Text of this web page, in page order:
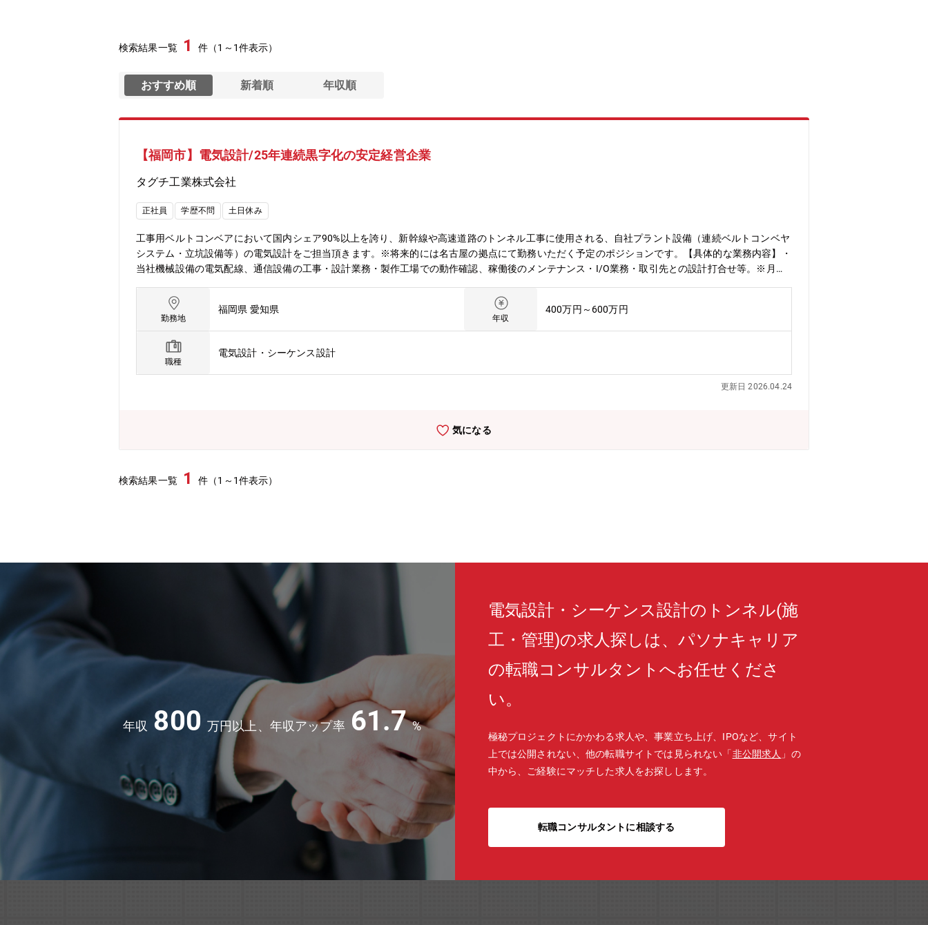
検索結果一覧 1 件（1～1件表示）
おすすめ順 新着順 年収順
【福岡市】電気設計/25年連続黒字化の安定経営企業
タグチ工業株式会社
正社員 学歴不問 土日休み
工事用ベルトコンベアにおいて国内シェア90%以上を誇り、新幹線や高速道路のトンネル工事に使用される、自社プラント設備（連続ベルトコンベヤ
システム・立坑設備等）の電気設計をご担当頂きます。※将来的には名古屋の拠点にて勤務いただく予定のポジションです。【具体的な業務内容】・
当社機械設備の電気配線、通信設備の工事・設計業務・製作工場での動作確認、稼働後のメンテナンス・I/O業務・取引先との設計打合せ等。※月に5
以上、大手ゼネコンがクライアントの安定経営企業です。・22件の特許取得をしている高い技術会社です。・今後も公共機関の新設や、地下整備に
よるトンネル工事の需要拡大により、企業としての成長も期待できます。・社員の意見を尊重し、チャレンジしたいことを後押ししてくれる環境で
す。・年間休日120日以上あるため、メリハリのある働き方ができます。【募集背景】売上好調による増員募集
勤務地
福岡県 愛知県
年収
400万円～600万円
職種
電気設計・シーケンス設計
更新日 2026.04.24
気になる
検索結果一覧 1 件（1～1件表示）
年収 800 万円以上、年収アップ率 61.7 %
電気設計・シーケンス設計のトンネル(施
工・管理)の求人探しは、パソナキャリア
の転職コンサルタントへお任せくださ
い。
極秘プロジェクトにかかわる求人や、事業立ち上げ、IPOなど、サイト
上では公開されない、他の転職サイトでは見られない「非公開求人 」の
中から、ご経験にマッチした求人をお探しします。
転職コンサルタントに相談する